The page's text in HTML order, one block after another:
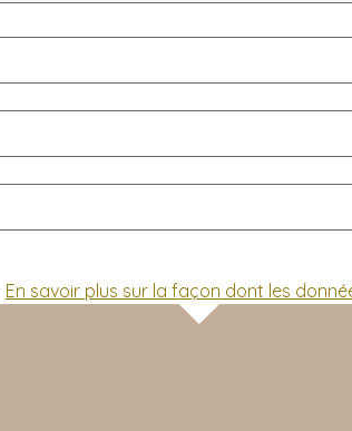
En savoir plus sur la façon dont les